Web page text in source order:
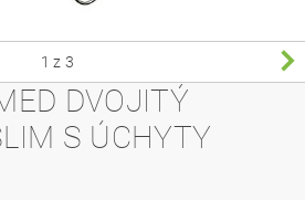
1 z 3
DVOJITÝ
S ÚCHYTY